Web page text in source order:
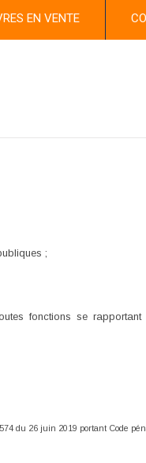
EN VENTE
;
fonctions se rapportant
du 26 juin 2019 portant Code